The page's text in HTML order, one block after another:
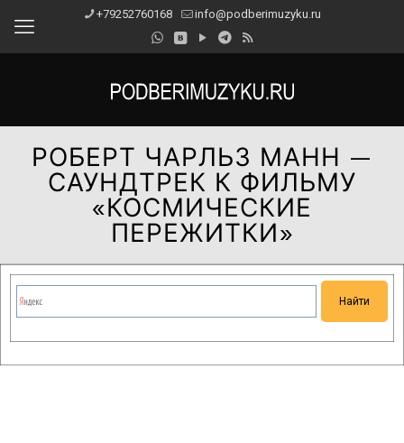
+79252760168 info@podberimuzyku.ru
РОБЕРТ ЧАРЛЬЗ МАНН —
САУНДТРЕК К ФИЛЬМУ
«КОСМИЧЕСКИЕ
ПЕРЕЖИТКИ»